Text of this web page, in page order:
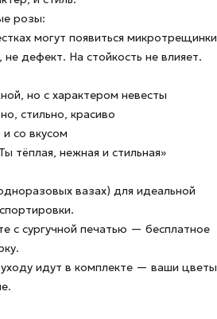
розы:
могут появиться микротрещинки
дефект. На стойкость не влияет.
но с характером невесты
стильно, красиво
со вкусом
тёплая, нежная и стильная»
вазах) для идеальной
с сургучной печатью — бесплатное
идут в комплекте — ваши цветы